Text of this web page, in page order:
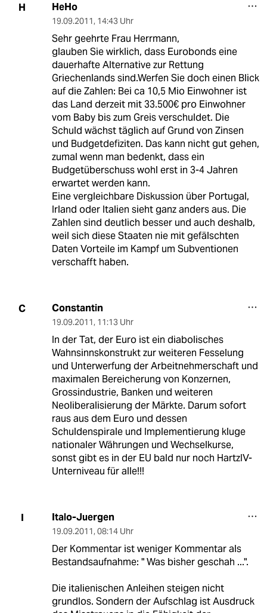
H HeHo
19.09.2011, 14:43 Uhr
Sehr geehrte Frau Herrmann,
glauben Sie wirklich, dass Eurobonds eine
dauerhafte Alternative zur Rettung
Griechenlands sind.Werfen Sie doch einen Blick
auf die Zahlen: Bei ca 10,5 Mio Einwohner ist
das Land derzeit mit 33.500€ pro Einwohner
vom Baby bis zum Greis verschuldet. Die
Schuld wächst täglich auf Grund von Zinsen
und Budgetdefiziten. Das kann nicht gut gehen,
zumal wenn man bedenkt, dass ein
Budgetüberschuss wohl erst in 3-4 Jahren
erwartet werden kann.
Eine vergleichbare Diskussion über Portugal,
Irland oder Italien sieht ganz anders aus. Die
Zahlen sind deutlich besser und auch deshalb,
weil sich diese Staaten nie mit gefälschten
Daten Vorteile im Kampf um Subventionen
verschafft haben.
C Constantin
19.09.2011, 11:13 Uhr
In der Tat, der Euro ist ein diabolisches
Wahnsinnskonstrukt zur weiteren Fesselung
und Unterwerfung der Arbeitnehmerschaft und
maximalen Bereicherung von Konzernen,
Grossindustrie, Banken und weiteren
Neoliberalisierung der Märkte. Darum sofort
raus aus dem Euro und dessen
Schuldenspirale und Implementierung kluge
nationaler Währungen und Wechselkurse,
sonst gibt es in der EU bald nur noch HartzIV-
Unterniveau für alle!!!
I Italo-Juergen
19.09.2011, 08:14 Uhr
Der Kommentar ist weniger Kommentar als
Bestandsaufnahme: " Was bisher geschah ...".
Die italienischen Anleihen steigen nicht
grundlos. Sondern der Aufschlag ist Ausdruck